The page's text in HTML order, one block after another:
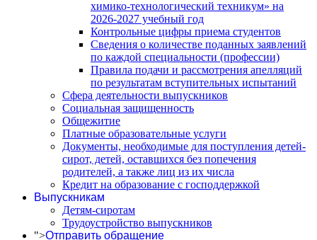
химико-технологический техникум» на
2026-2027 учебный год
Контрольные цифры приема студентов
Сведения о количестве поданных заявлений
по каждой специальности (профессии)
Правила подачи и рассмотрения апелляций
по результатам вступительных испытаний
Сфера деятельности выпускников
Социальная защищенность
Общежитие
Платные образовательные услуги
Документы, необходимые для поступления детей-
сирот, детей, оставшихся без попечения
родителей, а также лиц из их числа
Кредит на образование с господдержкой
Выпускникам
Детям-сиротам
Трудоустройство выпускников
">Отправить обращение